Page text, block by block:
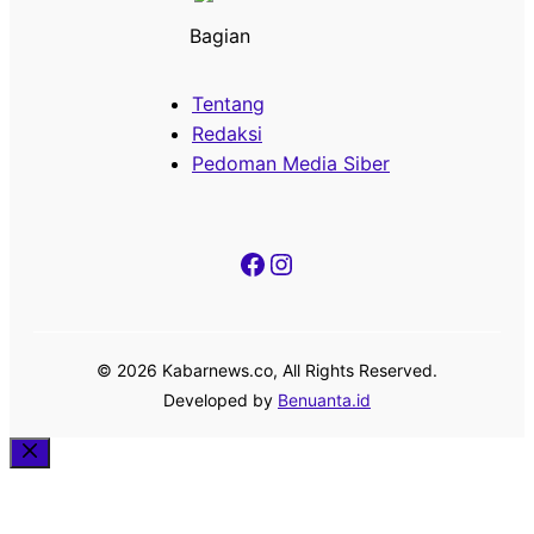
Bagian
Tentang
Redaksi
Pedoman Media Siber
Facebook
Instagram
© 2026 Kabarnews.co, All Rights Reserved.
Developed by Benuanta.id
Close